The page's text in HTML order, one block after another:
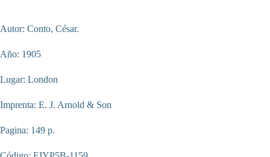
Autor: Conto, César.
Año: 1905
Lugar: London
Imprenta: E. J. Arnold & Son
Pagina: 149 p.